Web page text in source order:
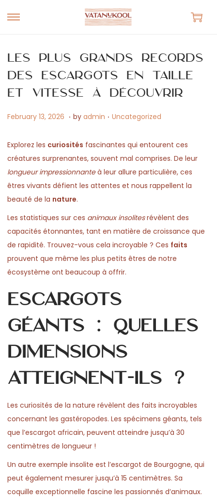
S
t
o
a
i
g
a
t
S
t
o
o
t
e
n
t
Les plus grands records
des escargots en taille
et vitesse à découvrir
P
s
t
e
d
o
February 13, 2026 M
y
1
4
,
2
. by admin . P
s
t
e
d
Uncategorized
Explorez les curiosités fascinantes qui entourent ces
créatures surprenantes, souvent mal comprises. De leur
longueur impressionnanteà leur allure particulière, ces
êtres vivants défient les attentes et nous rappellent la
beauté de la nature.
Les statistiques sur ces animaux insolitesrévèlent des
capacités étonnantes, tant en matière de croissance que
de rapidité. Trouvez-vous cela incroyable ? Ces faits
prouvent que même les plus petits êtres de notre
écosystème ont beaucoup à offrir.
Escargots
géants : quelles
dimensions
atteignent-ils ?
Les curiosités de la nature révèlent des faits incroyables
concernant les gastéropodes. Les spécimens géants, tels
que l’escargot africain, peuvent atteindre jusqu’à 30
centimètres de longueur !
Un autre exemple insolite est l’escargot de Bourgogne, qui
peut également mesurer jusqu’à 15 centimètres. Sa
coquille exceptionnelle fascine les passionnés d’animaux.